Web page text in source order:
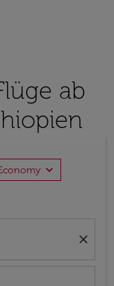
ab
expand_more
close